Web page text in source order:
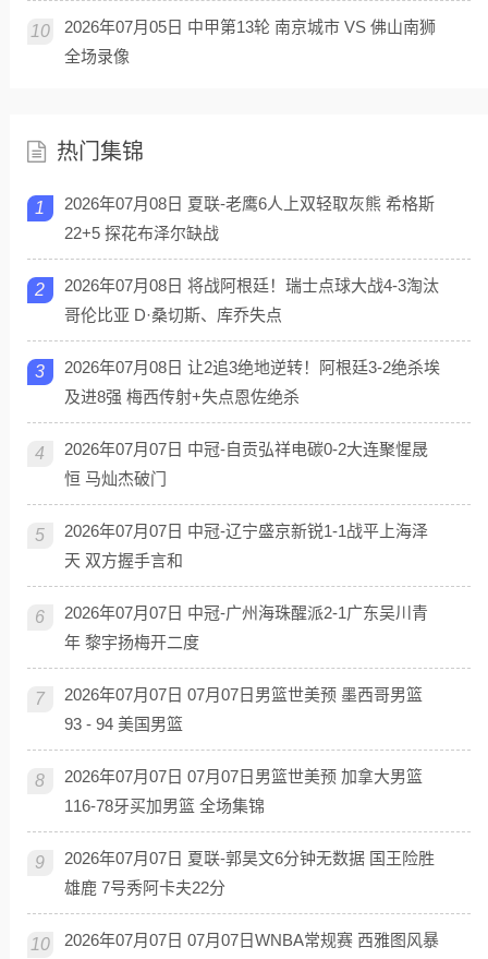
10
2026年07月05日 中甲第13轮 南京城市 VS 佛山南狮
全场录像
热门集锦
1
2026年07月08日 夏联-老鹰6人上双轻取灰熊 希格斯
22+5 探花布泽尔缺战
2
2026年07月08日 将战阿根廷！瑞士点球大战4-3淘汰
哥伦比亚 D·桑切斯、库乔失点
3
2026年07月08日 让2追3绝地逆转！阿根廷3-2绝杀埃
及进8强 梅西传射+失点恩佐绝杀
4
2026年07月07日 中冠-自贡弘祥电碳0-2大连聚惺晟
恒 马灿杰破门
5
2026年07月07日 中冠-辽宁盛京新锐1-1战平上海泽
天 双方握手言和
6
2026年07月07日 中冠-广州海珠醒派2-1广东吴川青
年 黎宇扬梅开二度
7
2026年07月07日 07月07日男篮世美预 墨西哥男篮
93 - 94 美国男篮
8
2026年07月07日 07月07日男篮世美预 加拿大男篮
116-78牙买加男篮 全场集锦
9
2026年07月07日 夏联-郭昊文6分钟无数据 国王险胜
雄鹿 7号秀阿卡夫22分
10
2026年07月07日 07月07日WNBA常规赛 西雅图风暴